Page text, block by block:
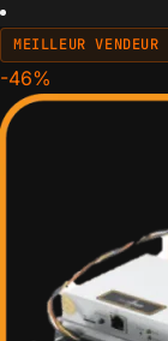
MEILLEUR VENDEUR
-46%